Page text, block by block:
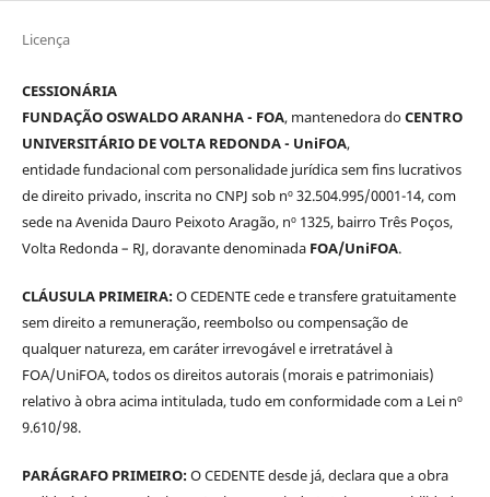
Licença
CESSIONÁRIA
FUNDAÇÃO OSWALDO ARANHA - FOA, mantenedora doCENTRO
UNIVERSITÁRIO DE VOLTA REDONDA - UniFOA,
entidade fundacional com personalidade jurídica sem fins lucrativos
de direito privado, inscrita no CNPJ sob nº 32.504.995/0001-14, com
sede na Avenida Dauro Peixoto Aragão, nº 1325, bairro Três Poços,
Volta Redonda – RJ, doravante denominada FOA/UniFOA.
CLÁUSULA PRIMEIRA:O CEDENTE cede e transfere gratuitamente
sem direito a remuneração, reembolso ou compensação de
qualquer natureza, em caráter irrevogável e irretratável à
FOA/UniFOA, todos os direitos autorais (morais e patrimoniais)
relativo à obra acima intitulada, tudo em conformidade com a Lei nº
9.610/98.
PARÁGRAFO PRIMEIRO:O CEDENTE desde já, declara que a obra